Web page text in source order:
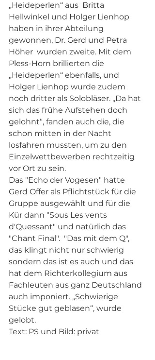
„Heideperlen“ aus  Britta
Hellwinkel und Holger Lienhop
haben in ihrer Abteilung
gewonnen, Dr. Gerd und Petra
Höher  wurden zweite. Mit dem
Pless-Horn brillierten die
„Heideperlen“ ebenfalls, und
Holger Lienhop wurde zudem
noch dritter als Solobläser. „Da hat
sich das frühe Aufstehen doch
gelohnt“, fanden auch die, die
schon mitten in der Nacht
losfahren mussten, um zu den
Einzelwettbewerben rechtzeitig
vor Ort zu sein.
Das "Echo der Vogesen" hatte
Gerd Offer als Pflichtstück für die
Gruppe ausgewählt und für die
Kür dann "Sous Les vents
d'Quessant" und natürlich das
"Chant Final".  "Das mit dem Q",
das klingt nicht nur schwierig
sondern das ist es auch und das
hat dem Richterkollegium aus
Fachleuten aus ganz Deutschland
auch imponiert. „Schwierige
Stücke gut geblasen“, wurde
gelobt.
Text: PS und Bild: privat